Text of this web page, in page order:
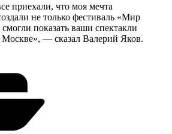
приехали, что моя мечта
не только фестиваль «Мир
смогли показать ваши спектакли
Москве», — сказал Валерий Яков.